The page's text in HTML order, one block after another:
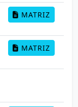
MATRIZ
MATRIZ